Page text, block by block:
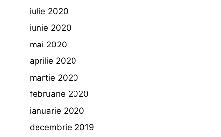
iulie 2020
iunie 2020
mai 2020
aprilie 2020
martie 2020
februarie 2020
ianuarie 2020
decembrie 2019